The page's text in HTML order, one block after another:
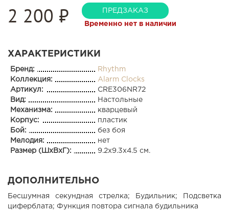
2 200 ₽ ПРЕДЗАКАЗ
Временно нет в наличии
ХАРАКТЕРИСТИКИ
Бренд:
Rhythm
Коллекция:
Alarm Clocks
Артикул:
CRE306NR72
Вид:
Настольные
Механизма:
кварцевый
Корпус:
пластик
Бой:
без боя
Мелодия:
нет
Размер (ШхВхГ):
9.2x9.3x4.5 см.
ДОПОЛНИТЕЛЬНО
Бесшумная секундная стрелка; Будильник; Подсветка
циферблата; Функция повтора сигнала будильника